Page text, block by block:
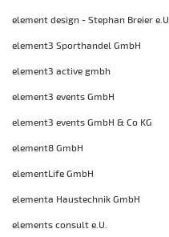
element design - Stephan Breier e.U.
element3 Sporthandel GmbH
element3 active gmbh
element3 events GmbH
element3 events GmbH & Co KG
element8 GmbH
elementLife GmbH
elementa Haustechnik GmbH
elements consult e.U.